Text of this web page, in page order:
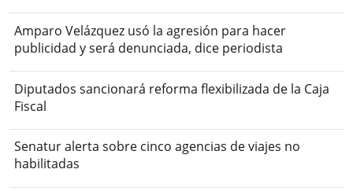
Amparo Velázquez usó la agresión para hacer
publicidad y será denunciada, dice periodista
Diputados sancionará reforma flexibilizada de la Caja
Fiscal
Senatur alerta sobre cinco agencias de viajes no
habilitadas